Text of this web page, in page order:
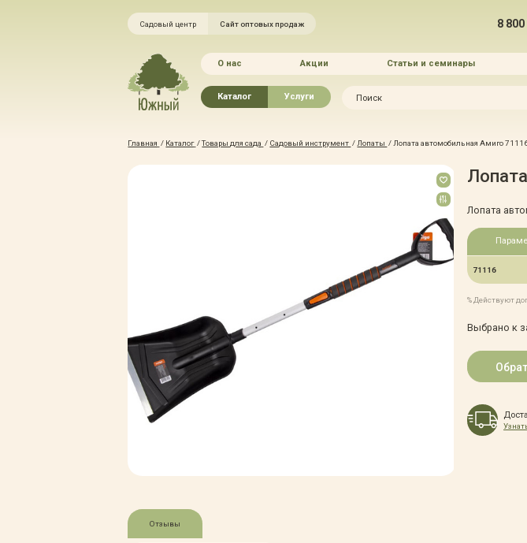
Садовый центр Сайт оптовых продаж 8
О нас Акции Статьи и семинары
Каталог
Хвойные растения
Товары для сада
Грунты, удобрения, отсыпка
Зимние товары
Крупномеры
Услуги
Благоустройство и озеленение
Правила оказания услуг
Оплата
Гарантии
Главная / Каталог /Товары для сада / Садовый инструмент / Лопаты / Лопата автомобильная Амиго
Лопата
71116
% Действуют
Выбрано к
Отзывы